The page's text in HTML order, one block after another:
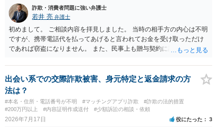
詐欺・消費者問題に強い弁護士
若井 亮 弁護士
初めまして。 ご相談内容を拝見しました。 当時の相手方の内心は不明
ですが、携帯電話代を払ってあげると言われてお金を受け取っただけ
であれば窃盗になりません。 また、民事上も贈与契約に該当すると思
ず、可能であればブロックをするようにしてください。 ご不安であれ
ば、最寄りの警察署に相談をしても良いかもしれません。 以上、ご参
考になれば幸いです。
出会い系での交際詐欺被害、身元特定と返金請求の方
法は？
#本名・住所・電話番号が不明 #マッチングアプリ詐欺
#詐欺の法的措置
#200万円以上
#内容証明作成送付 #少額訴訟の相談・依頼
2026年7月17日 役にたった 3